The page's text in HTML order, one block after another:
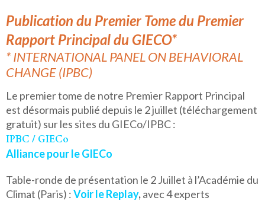
Publication du Premier Tome du Premier
Rapport Principal du GIECO*
*INTERNATIONAL PANEL ON BEHAVIORAL
CHANGE (IPBC)
Le premier tome de notre Premier Rapport Principal
est désormais publié depuis le 2 juillet (téléchargement
gratuit) sur les sites du GIECo/IPBC :
IPBC / GIECo
Alliance pour le GIECo
Table-ronde de présentation le 2 Juillet à l’Académie du
Climat (Paris) :Voir le Replay,avec 4 experts